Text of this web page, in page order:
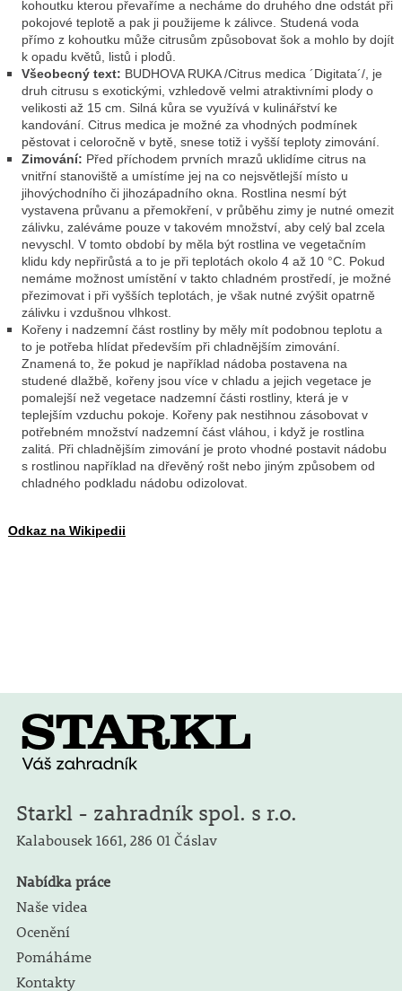
kohoutku kterou převaříme a necháme do druhého dne odstát při
pokojové teplotě a pak ji použijeme k zálivce. Studená voda
přímo z kohoutku může citrusům způsobovat šok a mohlo by dojít
k opadu květů, listů i plodů.
Všeobecný text: BUDHOVA RUKA /Citrus medica ´Digitata´/, je
druh citrusu s exotickými, vzhledově velmi atraktivními plody o
velikosti až 15 cm. Silná kůra se využívá v kulinářství ke
kandování. Citrus medica je možné za vhodných podmínek
pěstovat i celoročně v bytě, snese totiž i vyšší teploty zimování.
Zimování: Před příchodem prvních mrazů uklidíme citrus na
vnitřní stanoviště a umístíme jej na co nejsvětlejší místo u
jihovýchodního či jihozápadního okna. Rostlina nesmí být
vystavena průvanu a přemokření, v průběhu zimy je nutné omezit
zálivku, zaléváme pouze v takovém množství, aby celý bal zcela
nevyschl. V tomto období by měla být rostlina ve vegetačním
klidu kdy nepřirůstá a to je při teplotách okolo 4 až 10 °C. Pokud
nemáme možnost umístění v takto chladném prostředí, je možné
přezimovat i při vyšších teplotách, je však nutné zvýšit opatrně
zálivku i vzdušnou vlhkost.
Kořeny i nadzemní část rostliny by měly mít podobnou teplotu a
to je potřeba hlídat především při chladnějším zimování.
Znamená to, že pokud je například nádoba postavena na
studené dlažbě, kořeny jsou více v chladu a jejich vegetace je
pomalejší než vegetace nadzemní části rostliny, která je v
teplejším vzduchu pokoje. Kořeny pak nestihnou zásobovat v
potřebném množství nadzemní část vláhou, i když je rostlina
zalitá. Při chladnějším zimování je proto vhodné postavit nádobu
s rostlinou například na dřevěný rošt nebo jiným způsobem od
chladného podkladu nádobu odizolovat.
Odkaz na Wikipedii
Starkl - zahradník spol. s r.o.
Kalabousek 1661, 286 01 Čáslav
Nabídka práce
Naše videa
Ocenění
Pomáháme
Kontakty